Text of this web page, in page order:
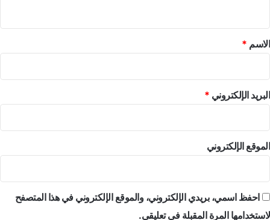
*
الاسم *
البريد الإلكتروني *
الموقع الإلكتروني
احفظ اسمي، بريدي الإلكتروني، والموقع الإلكتروني في هذا المتصفح
لاستخدامها المرة المقبلة في تعليقي.